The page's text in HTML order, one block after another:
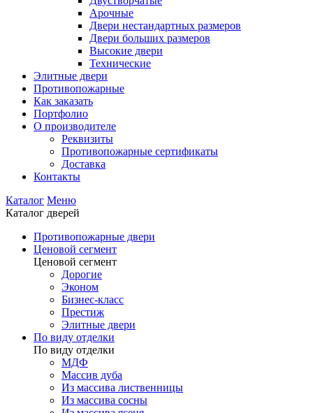
Арочные
Двери нестандартных размеров
Двери больших размеров
Высокие двери
Технические
Элитные двери
Противопожарные
Как заказать
Портфолио
О производителе
Реквизиты
Противопожарные сертификаты
Доставка
Контакты
Каталог Меню
Каталог дверей
Противопожарные двери
Ценовой сегмент
Ценовой сегмент
Дорогие
Эконом
Бизнес-класс
Престиж
Элитные двери
По виду отделки
По виду отделки
МДФ
Массив дуба
Из массива лиственницы
Из массива сосны